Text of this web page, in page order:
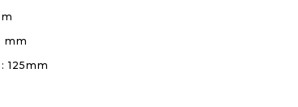
mm
125mm